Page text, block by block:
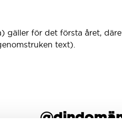
gäller för det första året,
text).
_ _ _